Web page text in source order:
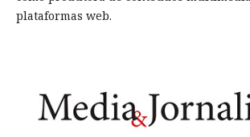
plataformas web.